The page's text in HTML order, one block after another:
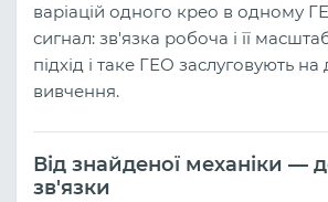
варіацій одного крео в одному
сигнал: зв'язка робоча і її
підхід і таке ГЕО заслуговують на
вивчення.
Від знайденої механіки —
зв'язки